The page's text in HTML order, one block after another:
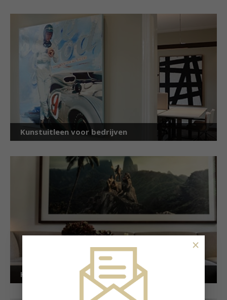
Kunstuitleen voor bedrijven
Kunstuitleen voor particulieren
×